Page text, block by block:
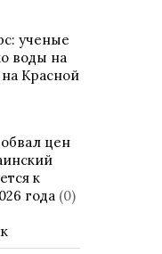
ученые
воды на
Красной
цен
к
года (0)